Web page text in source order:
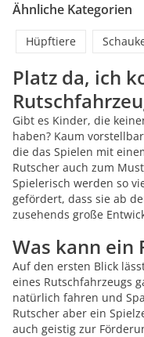
Ähnliche Kategorien
Hüpftiere
Platz da, ich
Gibt es Kinder, die
haben? Kaum
die das Spielen mit
Rutscher auch zum
Spielerisch werden so
gefördert, dass sie ab
zusehends große
Was kann ein
Auf den ersten Blick
eines Rutschfahrzeugs
natürlich fahren und
Rutscher aber ein
auch geistig zur